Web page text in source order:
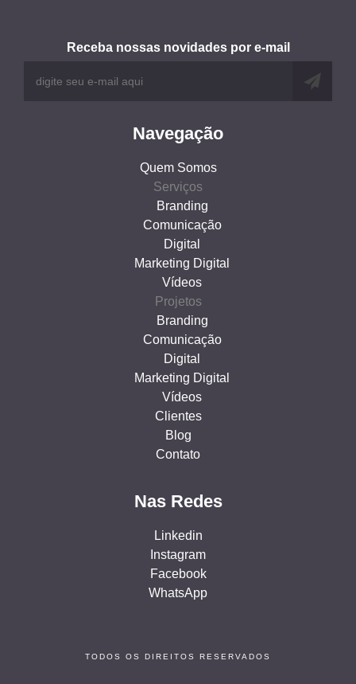
Receba nossas novidades por e-mail
Navegação
Quem Somos
Serviços
Branding
Comunicação
Digital
Marketing Digital
Vídeos
Projetos
Branding
Comunicação
Digital
Marketing Digital
Vídeos
Clientes
Blog
Contato
Nas Redes
Linkedin
Instagram
Facebook
WhatsApp
TODOS OS DIREITOS RESERVADOS